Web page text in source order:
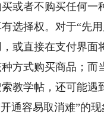
或者不购买任何一
选择权。对于“先用
或直接在支付界面
方式购买商品；而
教学帖，还可能遇
通容易取消难”的